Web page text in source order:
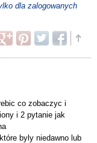
dla zalogowanych
co zobaczyc i
i 2 pytanie jak
byly niedawno lub